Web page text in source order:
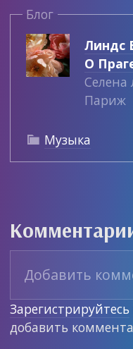
Блог
Линдс
О
Селена
Париж
 Музыка
Зарегистрируйтесь
добавить